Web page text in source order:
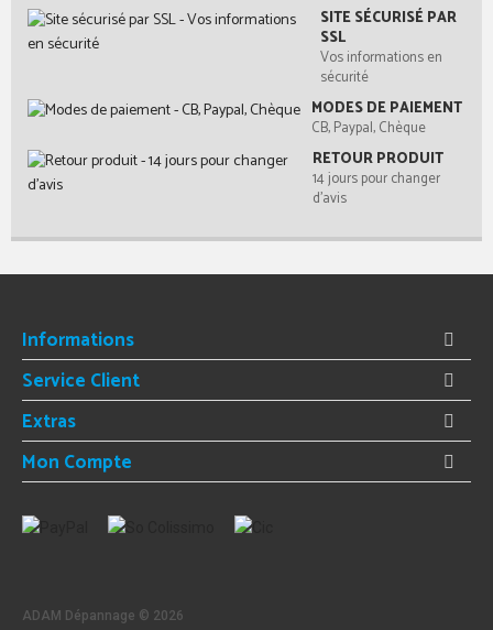
SITE SÉCURISÉ PAR
SSL
Vos informations en
sécurité
MODES DE PAIEMENT
CB, Paypal, Chèque
RETOUR PRODUIT
14 jours pour changer
d'avis
Informations
Service Client
Extras
Mon Compte
ADAM Dépannage © 2026